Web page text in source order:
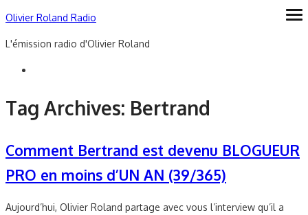
Skip
content
Olivier Roland Radio
L'émission radio d'Olivier Roland
Tag Archives: Bertrand
Comment Bertrand est devenu BLOGUEUR
PRO en moins d’UN AN (39/365)
Aujourd’hui, Olivier Roland partage avec vous l’interview qu’il a